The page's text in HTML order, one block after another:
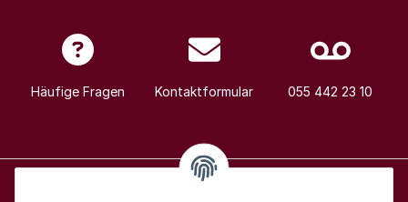
Häufige Fragen Kontaktformular 055 442 23 10